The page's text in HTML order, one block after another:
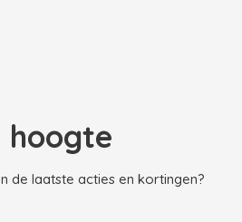
de laatste acties en kortingen?